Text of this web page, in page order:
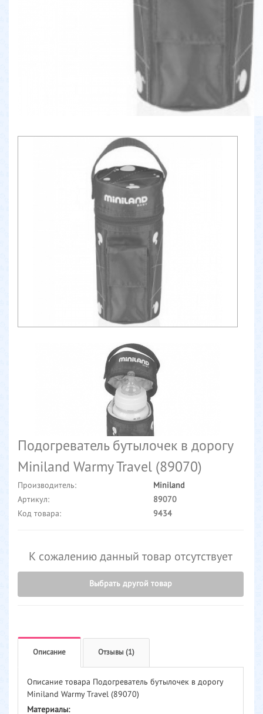
Подогреватель бутылочек в дорогу
Miniland Warmy Travel (89070)
Производитель:
Miniland
Артикул:
89070
Код товара:
9434
К сожалению данный товар отсутствует
Выбрать другой товар
Описание Отзывы (1)
Описание товара Подогреватель бутылочек в дорогу
Miniland Warmy Travel (89070)
Материалы: